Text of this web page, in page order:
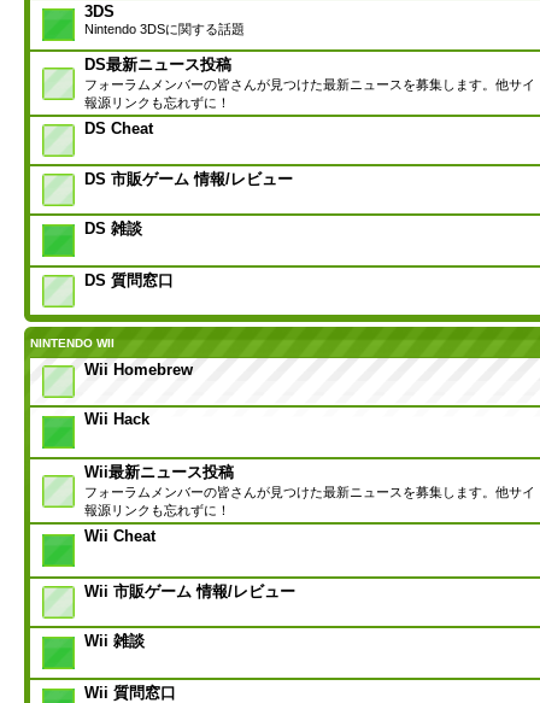
3DS
Nintendo 3DSに関する話題
DS最新ニュース投稿
フォーラムメンバーの皆さんが見つけた最新ニュースを募集します。他サイ
報源リンクも忘れずに！
DS Cheat
DS 市販ゲーム 情報/レビュー
DS 雑談
DS 質問窓口
NINTENDO WII
Wii Homebrew
Wii Hack
Wii最新ニュース投稿
フォーラムメンバーの皆さんが見つけた最新ニュースを募集します。他サイ
報源リンクも忘れずに！
Wii Cheat
Wii 市販ゲーム 情報/レビュー
Wii 雑談
Wii 質問窓口